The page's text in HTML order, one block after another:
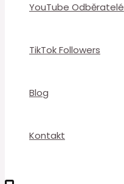
YouTube Odběratelé
TikTok Followers
Blog
Kontakt